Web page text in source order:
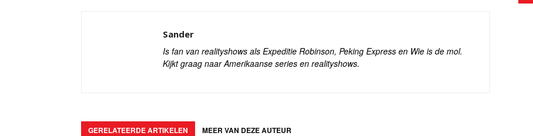
Sander
Is fan van realityshows als Expeditie Robinson, Peking Express en Wie is de mol.
Kijkt graag naar Amerikaanse series en realityshows.
GERELATEERDE ARTIKELEN MEER VAN DEZE AUTEUR